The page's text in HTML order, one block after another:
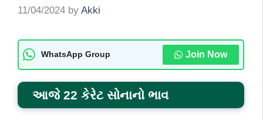
11/04/2024 by Akki
WhatsApp Group Join Now
આજે 22 કેરેટ સોનાનો ભાવ